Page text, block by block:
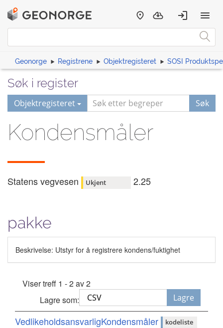
Geonorge Registrene Objektregisteret SOSI
Søk i register
Objektregisteret Søk
Kondensmåler
Statens vegvesen Ukjent 2.25
pakke
Beskrivelse: Utstyr for å registrere kondens/fuktighet
Viser treff 1 - 2 av 2
Lagre som:
Lagre
VedlikeholdsansvarligKondensmåler kodeliste